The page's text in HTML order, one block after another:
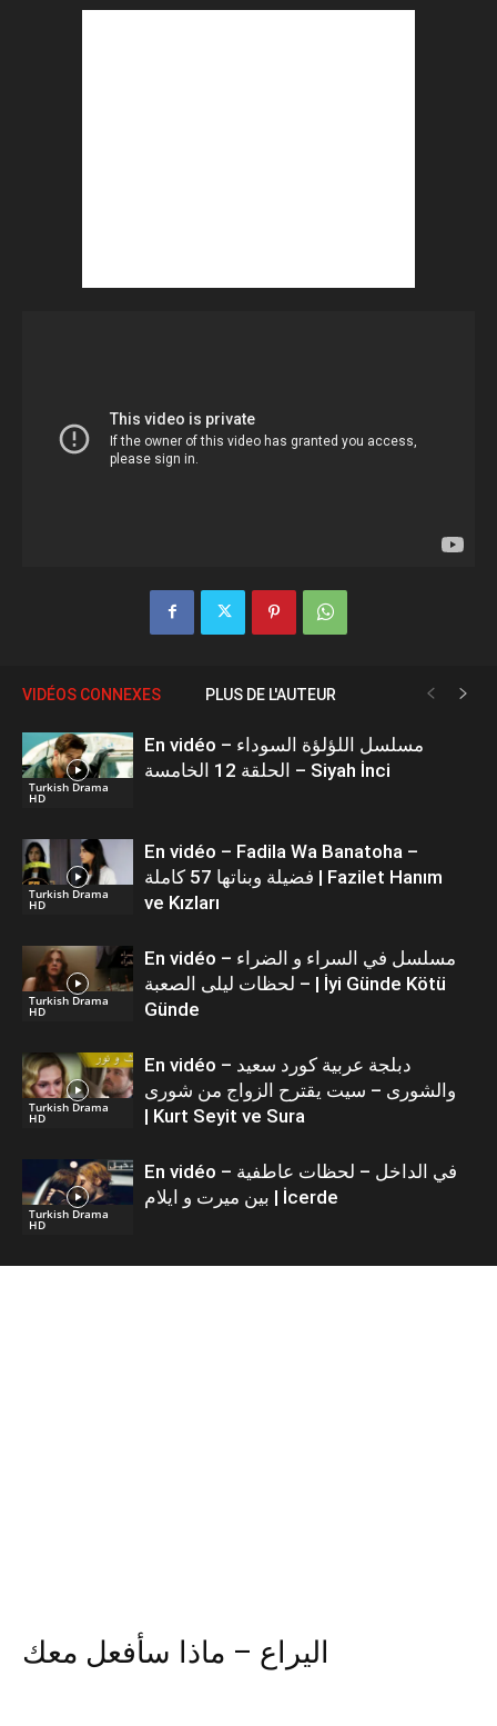
VIDÉOS CONNEXES PLUS DE L'AUTEUR
Turkish Drama
HD
En vidéo – مسلسل اللؤلؤة السوداء
الحلقة 12 الخامسة – Siyah İnci
Turkish Drama
HD
En vidéo – Fadila Wa Banatoha –
فضيلة وبناتها 57 كاملة | Fazilet Hanım
ve Kızları
Turkish Drama
HD
En vidéo – مسلسل في السراء و الضراء
– لحظات ليلى الصعبة | İyi Günde Kötü
Günde
Turkish Drama
HD
En vidéo – دبلجة عربية كورد سعيد
والشورى – سيت يقترح الزواج من شورى
| Kurt Seyit ve Sura
Turkish Drama
HD
En vidéo – في الداخل – لحظات عاطفية
بين ميرت و ايلام | İcerde
اليراع – ماذا سأفعل معك